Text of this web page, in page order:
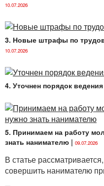
10.07.2026
3. Новые штрафы по
10.07.2026
4. Уточнен порядок
5. Принимаем на работу
знать нанимателю | 09.07.2026
В статье
совершить нанимателю